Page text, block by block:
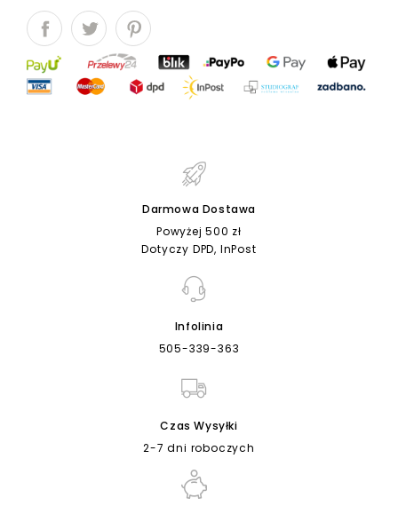
Darmowa Dostawa
Powyżej 500 zł
Dotyczy DPD, InPost
Infolinia
505-339-363
Czas Wysyłki
2-7 dni roboczych